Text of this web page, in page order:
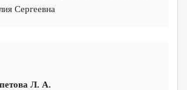
Сергеевна
Л. А.